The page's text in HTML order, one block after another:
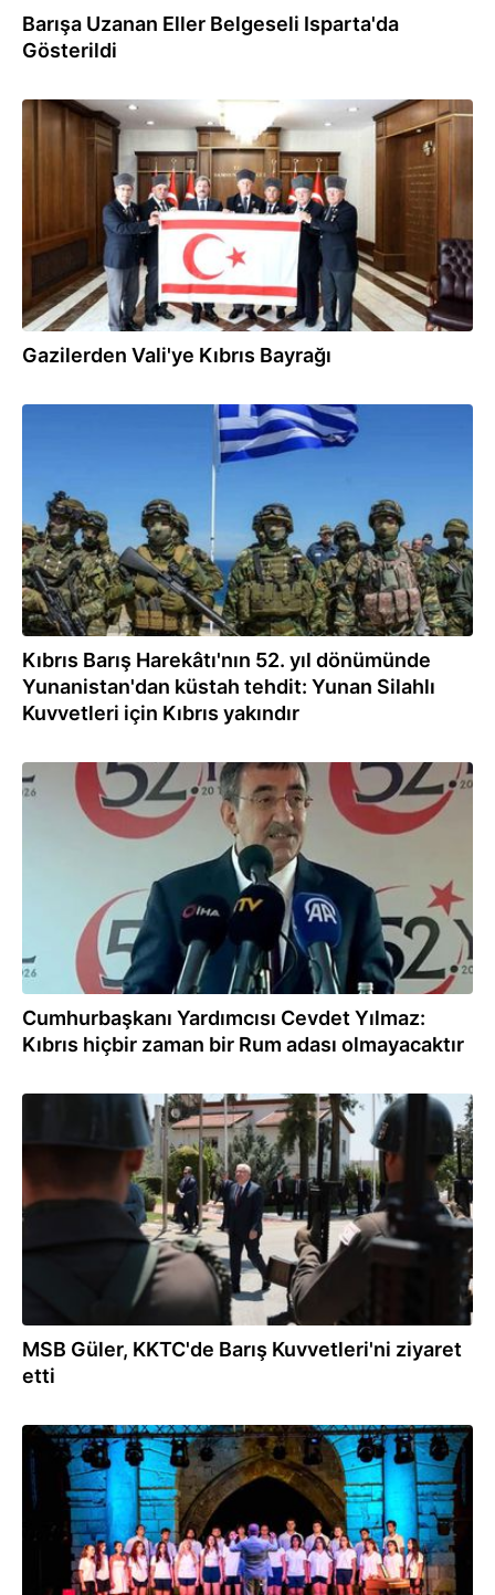
Barışa Uzanan Eller Belgeseli Isparta'da
Gösterildi
21.07.2026
Gazilerden Vali'ye Kıbrıs Bayrağı
Kıbrıs Barış Harekâtı'nın 52. yıl dönümünde
Yunanistan'dan küstah tehdit: Yunan Silahlı
Kuvvetleri için Kıbrıs yakındır
20.07.2026
Cumhurbaşkanı Yardımcısı Cevdet Yılmaz:
Kıbrıs hiçbir zaman bir Rum adası olmayacaktır
MSB Güler, KKTC'de Barış Kuvvetleri'ni ziyaret
etti
20.07.2026